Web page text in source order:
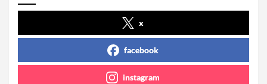
x
facebook
instagram